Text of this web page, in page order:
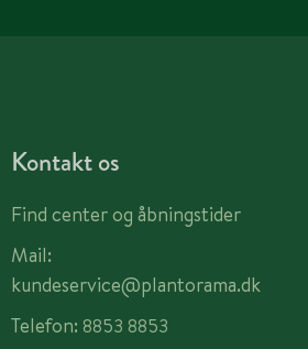
Kontakt os
Find center og åbningstider
Mail:
kundeservice@plantorama.dk
Telefon: 8853 8853